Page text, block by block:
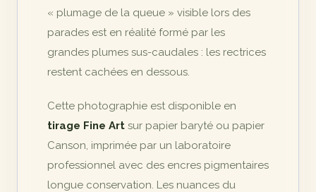
« plumage de la queue » visible lors des
parades est en réalité formé par les
grandes plumes sus-caudales : les rectrices
restent cachées en dessous.
Cette photographie est disponible en
tirage Fine Art sur papier baryté ou papier
Canson, imprimée par un laboratoire
professionnel avec des encres pigmentaires
longue conservation. Les nuances du